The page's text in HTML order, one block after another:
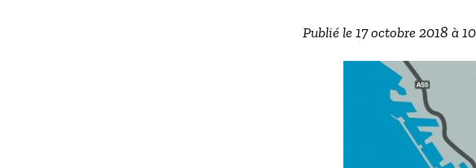
Publié le 17 octobre 2018 à